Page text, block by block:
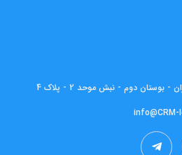
دوم - نبش موحد 2 - پلاک 4